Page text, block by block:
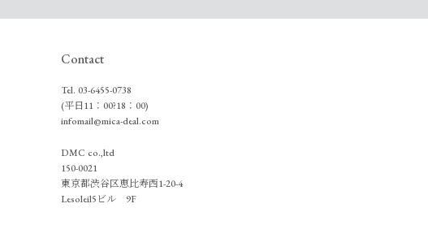
Contact
Tel. 03-6455-0738
(平日11：00?18：00)
infomail@mica-deal.com
DMC co.,ltd
150-0021
東京都渋谷区恵比寿西1-20-4
Lesoleil5ビル 9F